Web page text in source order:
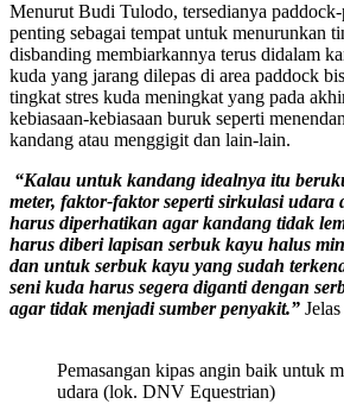
Menurut Budi Tulodo, tersedianya
penting sebagai tempat untuk menurunkan
disbanding membiarkannya terus didalam
kuda yang jarang dilepas di area paddock
tingkat stres kuda meningkat yang pada
kebiasaan-kebiasaan buruk seperti
kandang atau menggigit dan lain-lain.
“Kalau untuk kandang idealnya itu
meter, faktor-faktor seperti sirkulasi udara
harus diperhatikan agar kandang tidak
harus diberi lapisan serbuk kayu halus
dan untuk serbuk kayu yang sudah
seni kuda harus segera diganti dengan
agar tidak menjadi sumber penyakit.”
Pemasangan kipas angin baik untuk
udara (lok. DNV Equestrian)